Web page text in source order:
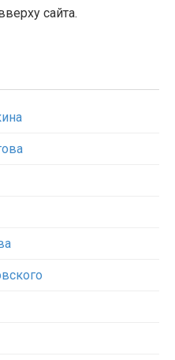
сайта.